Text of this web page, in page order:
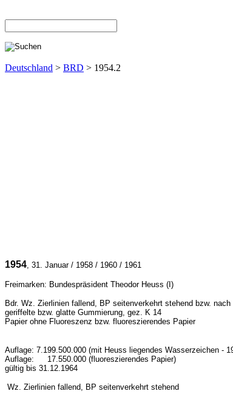
Deutschland > BRD > 1954.2
1954, 31. Januar / 1958 / 1960 / 1961
Freimarken: Bundespräsident Theodor Heuss (I)
Bdr. Wz. Zierlinien fallend, BP seitenverkehrt stehend bzw. nach
geriffelte bzw. glatte Gummierung, gez. K 14
Papier ohne Fluoreszenz bzw. fluoreszierendes Papier
Auflage: 7.199.500.000 (mit Heuss liegendes Wasserzeichen -
Auflage:
17.550.000 (fluoreszierendes Papier)
gültig bis 31.12.1964
Wz. Zierlinien fallend, BP seitenverkehrt stehend